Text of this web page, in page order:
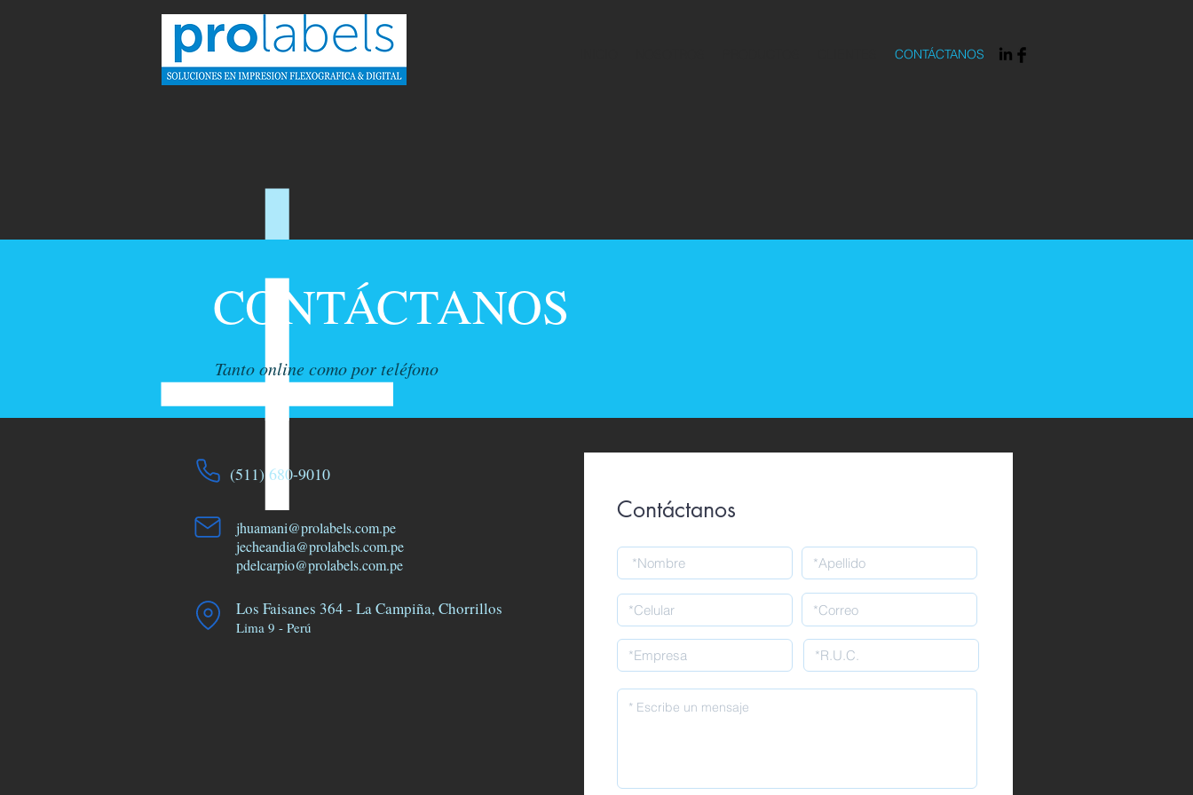
CONTÁCTANOS
CONTÁCTANOS
Tanto online como por teléfono
(511) 680-9010
jhuamani@prolabels.com.pe
jecheandia@prolabels.com.pe
pdelcarpio@prolabels.com.pe
Los Faisanes 364 - La Campiña, Chorrillos
Lima 9 - Perú
Contáctanos